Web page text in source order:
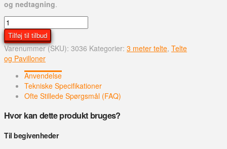
og nedtagning.
3
x
36
m
Telt
Tilføj til tilbud
Varenummer (SKU): 3036 Kategorier: 3 meter telte, Telte
og Pavilloner
Anvendelse
Tekniske Specifikationer
Ofte Stillede Spørgsmål (FAQ)
Hvor kan dette produkt bruges?
Til begivenheder